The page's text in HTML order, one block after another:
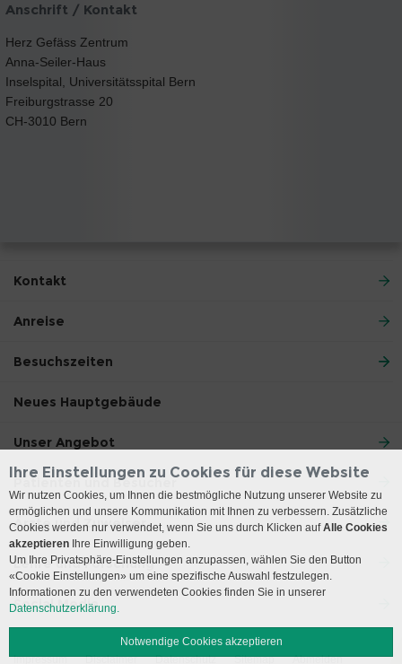
Anschrift / Kontakt
Herz Gefäss Zentrum
Anna-Seiler-Haus
Inselspital, Universitätsspital Bern
Freiburgstrasse 20
CH-3010 Bern
Kontakt
Anreise
Besuchszeiten
Neues Hauptgebäude
Unser Angebot
Patienten und Besucher
Ärzte und Zuweiser
Lehre und Forschung
Social Media
Impressum Disclaimer Datenschutz Sitemap Abmelden
Ihre Einstellungen zu Cookies für diese Website
Wir nutzen Cookies, um Ihnen die bestmögliche Nutzung unserer Website zu
ermöglichen und unsere Kommunikation mit Ihnen zu verbessern. Zusätzliche
Cookies werden nur verwendet, wenn Sie uns durch Klicken aufAlle Cookies
akzeptieren Ihre Einwilligung geben.
Um Ihre Privatsphäre-Einstellungen anzupassen, wählen Sie den Button
«Cookie Einstellungen» um eine spezifische Auswahl festzulegen.
Informationen zu den verwendeten Cookies finden Sie in unserer
Datenschutzerklärung.
Notwendige Cookies akzeptieren